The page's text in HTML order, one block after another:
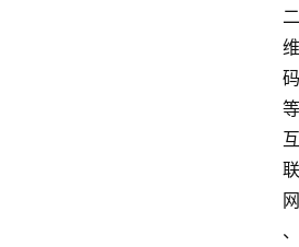
二
维
码
等
互
联
网
、